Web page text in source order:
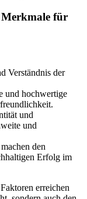
Merkmale für
Verständnis der
und hochwertige
und
und
den
Erfolg im
erreichen